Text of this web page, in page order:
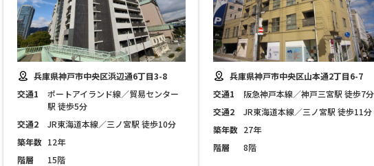
兵庫県神戸市中央区浜辺通6丁目3-8
交通1
ポートアイランド線／貿易センター
駅 徒歩5分
交通2
JR東海道本線／三ノ宮駅 徒歩10分
築年数 12年
階層
15階
兵庫県神戸市中央区山本通2丁目6-7
交通1
阪急神戸本線／神戸三宮駅 徒歩7分
交通2
JR東海道本線／三ノ宮駅 徒歩11分
築年数 27年
階層
8階